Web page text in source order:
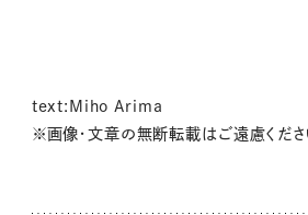
text:Miho Arima
※画像・文章の無断転載はご遠慮くださ